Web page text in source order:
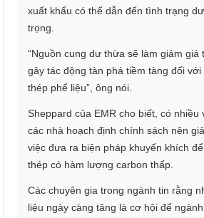
xuất khẩu có thể dẫn đến tình trạng
trọng.
“Nguồn cung dư thừa sẽ làm giảm giá
gây tác động tàn phá tiềm tàng đối
thép phế liệu”, ông nói.
Sheppard của EMR cho biết, có nhiều
các nhà hoạch định chính sách nên
việc đưa ra biện pháp khuyến khích
thép có hàm lượng carbon thấp.
Các chuyên gia trong ngành tin rằng
liệu ngày càng tăng là cơ hội để